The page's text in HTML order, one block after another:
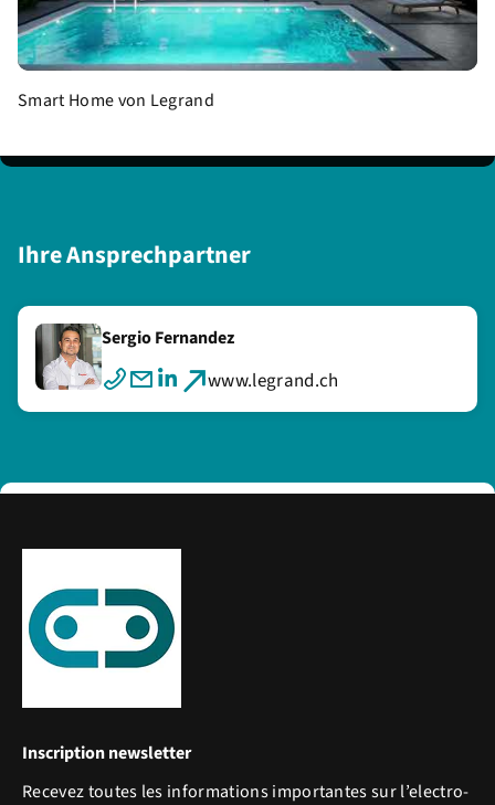
Smart Home von Legrand
Ihre Ansprechpartner
Sergio Fernandez
www.legrand.ch
Inscription newsletter
Recevez toutes les informations importantes sur l’electro-